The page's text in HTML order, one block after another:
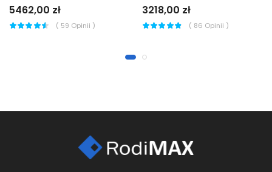
5462,00 zł
( 59 Opinii )
3218,00 zł
( 86 Opinii )